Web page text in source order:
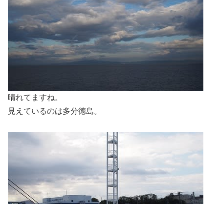
晴れてますね。
見えているのは多分徳島。